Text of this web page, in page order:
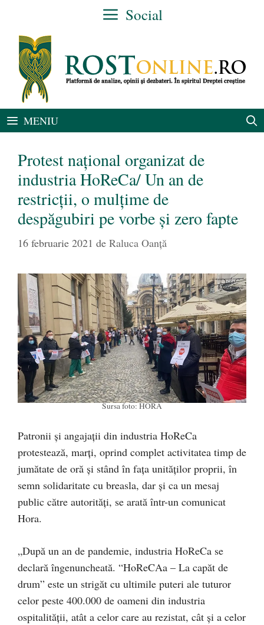
conținut
Social
MENIU
Protest național organizat de
industria HoReCa/ Un an de
restricții, o mulțime de
despăgubiri pe vorbe și zero fapte
16 februarie 2021 de Raluca Oanță
Sursa foto: HORA
Patronii și angajații din industria HoReCa
protestează, marți, oprind complet activitatea timp de
jumătate de oră și stând în fața unităților proprii, în
semn solidaritate cu breasla, dar și ca un mesaj
public către autorități, se arată într-un comunicat
Hora.
„După un an de pandemie, industria HoReCa se
declară îngenuncheată. “HoReCAa – La capăt de
drum” este un strigăt cu ultimile puteri ale tuturor
celor peste 400.000 de oameni din industria
ospitalității, atât a celor care au rezistat, cât și a celor